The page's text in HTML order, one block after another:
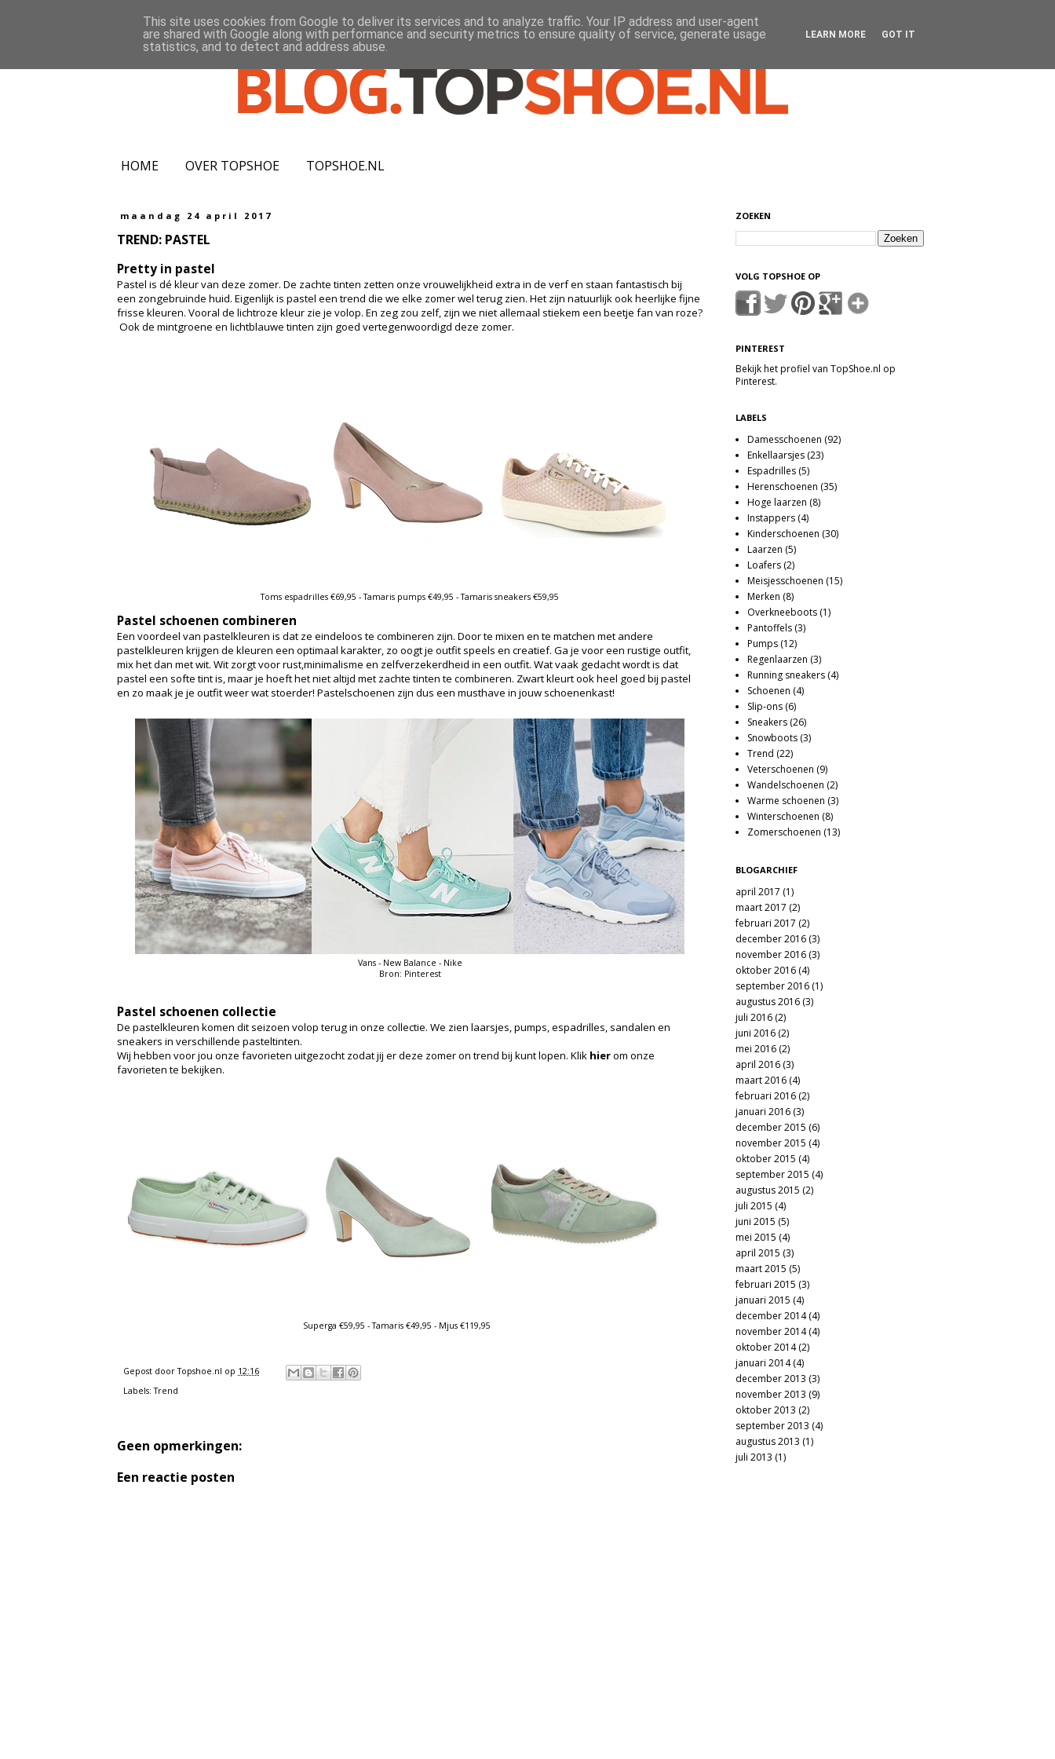
HOME OVER TOPSHOE TOPSHOE.NL
maandag 24 april 2017
TREND: PASTEL
Pretty in pastel
Pastel is dé kleur van deze zomer. De zachte tinten zetten onze vrouwelijkheid extra in de verf en staan fantastisch bij
een zongebruinde huid. Eigenlijk is pastel een trend die we elke zomer wel terug zien. Het zijn natuurlijk ook heerlijke fijne
frisse kleuren. Vooral de lichtroze kleur zie je volop. En zeg zou zelf, zijn we niet allemaal stiekem een beetje fan van roze?
Ook de mintgroene en lichtblauwe tinten zijn goed vertegenwoordigd deze zomer.
Toms espadrilles €69,95 - Tamaris pumps €49,95 - Tamaris sneakers €59,95
Pastel schoenen combineren
Een voordeel van pastelkleuren is dat ze eindeloos te combineren zijn. Door te mixen en te matchen met andere
pastelkleuren krijgen de kleuren een optimaal karakter, zo oogt je outfit speels en creatief. Ga je voor een rustige outfit,
mix het dan met wit. Wit zorgt voor rust,minimalisme en zelfverzekerdheid in een outfit. Wat vaak gedacht wordt is dat
pastel een softe tint is, maar je hoeft het niet altijd met zachte tinten te combineren. Zwart kleurt ook heel goed bij pastel
en zo maak je je outfit weer wat stoerder! Pastelschoenen zijn dus een musthave in jouw schoenenkast!
Vans - New Balance - Nike
Bron: Pinterest
Pastel schoenen collectie
De pastelkleuren komen dit seizoen volop terug in onze collectie. We zien laarsjes, pumps, espadrilles, sandalen en
sneakers in verschillende pasteltinten.
Wij hebben voor jou onze favorieten uitgezocht zodat jij er deze zomer on trend bij kunt lopen. Klik hierom onze
favorieten te bekijken.
Superga €59,95 - Tamaris €49,95 - Mjus €119,95
Gepost doorTopshoe.nl op 12:16
Labels:Trend
Geen opmerkingen:
Een reactie posten
ZOEKEN
VOLG TOPSHOE OP
PINTEREST
Bekijk het profiel van TopShoe.nl op
Pinterest.
LABELS
Damesschoenen (92)
Enkellaarsjes (23)
Espadrilles (5)
Herenschoenen (35)
Hoge laarzen (8)
Instappers (4)
Kinderschoenen (30)
Laarzen (5)
Loafers (2)
Meisjesschoenen (15)
Merken (8)
Overkneeboots (1)
Pantoffels (3)
Pumps (12)
Regenlaarzen (3)
Running sneakers (4)
Schoenen (4)
Slip-ons (6)
Sneakers (26)
Snowboots (3)
Trend (22)
Veterschoenen (9)
Wandelschoenen (2)
Warme schoenen (3)
Winterschoenen (8)
Zomerschoenen (13)
BLOGARCHIEF
april 2017 (1)
maart 2017 (2)
februari 2017 (2)
december 2016 (3)
november 2016 (3)
oktober 2016 (4)
september 2016 (1)
augustus 2016 (3)
juli 2016 (2)
juni 2016 (2)
mei 2016 (2)
april 2016 (3)
maart 2016 (4)
februari 2016 (2)
januari 2016 (3)
december 2015 (6)
november 2015 (4)
oktober 2015 (4)
september 2015 (4)
augustus 2015 (2)
juli 2015 (4)
juni 2015 (5)
mei 2015 (4)
april 2015 (3)
maart 2015 (5)
februari 2015 (3)
januari 2015 (4)
december 2014(4)
november 2014(4)
oktober 2014(2)
januari 2014(4)
december 2013 (3)
november 2013 (9)
oktober 2013 (2)
september 2013 (4)
augustus 2013 (1)
juli 2013 (1)
This site uses cookies from Google to deliver its services and to analyze traffic. Your IP address and user-agent
are shared with Google along with performance and security metrics to ensure quality of service, generate usage
statistics, and to detect and address abuse.
LEARN MORE GOT IT